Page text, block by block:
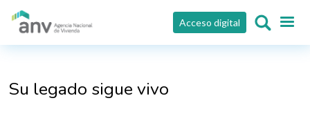
Pasar al contenido principal
Acceso digital
Su legado sigue vivo